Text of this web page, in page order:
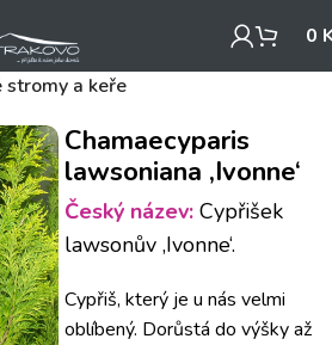
0
stromy a keře
Chamaecyparis
lawsoniana ‚Ivonne‘
Český název: Cypřišek
lawsonův ‚Ivonne‘.
Cypřiš, který je u nás velmi
oblíbený. Dorůstá do výšky až